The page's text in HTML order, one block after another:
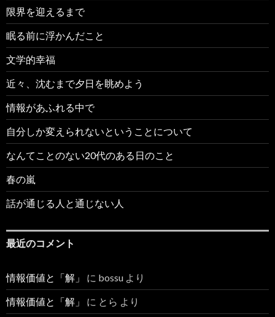
限界を迎えるまで
眠る前に浮かんだこと
文学的幸福
近々、沈むまで夕日を眺めよう
情報があふれる中で
自分しか変えられないということについて
なんてことのない20代のある日のこと
春の嵐
話が通じる人と通じない人
最近のコメント
情報価値と「解」 に bossu より
情報価値と「解」 に とら より